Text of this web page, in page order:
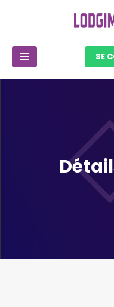
SE